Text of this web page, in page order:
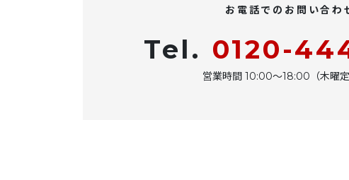
お電話でのお問い合わ
Tel. 0120-
営業時間 10:00〜18:00（木曜定